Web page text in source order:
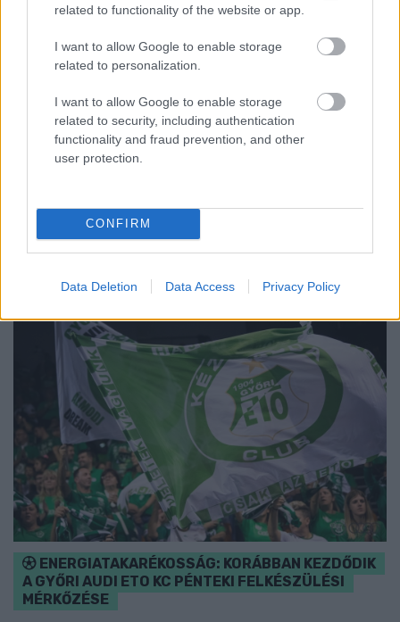
related to functionality of the website or app.
I want to allow Google to enable storage
related to personalization.
I want to allow Google to enable storage
related to security, including authentication
functionality and fraud prevention, and other
user protection.
CONFIRM
Data Deletion Data Access Privacy Policy
A BAROKK ÖSSZES ÁRNYALATA ÉS MÉG EGY SOR
KIVÁLÓ PROGRAM VÁR MINDENKIT EZEN A HÉTVÉGÉN
GYŐRBEN
Középpontban a hagyományőrzés, de lesz Pogány Induló és
más.
ENERGIATAKARÉKOSSÁG: KORÁBBAN KEZDŐDIK
A GYŐRI AUDI ETO KC PÉNTEKI FELKÉSZÜLÉSI
MÉRKŐZÉSE